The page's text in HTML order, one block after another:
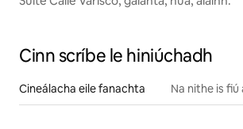
Cinn scríbe le hiniúchadh
Cineálacha eile fanachta Na nithe is